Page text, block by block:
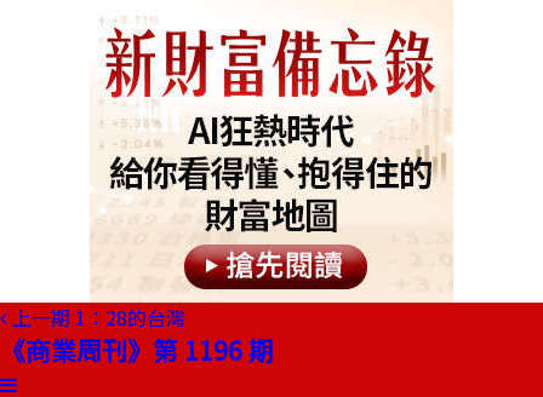
上一期 1：28的台灣
《商業周刊》第 1196 期